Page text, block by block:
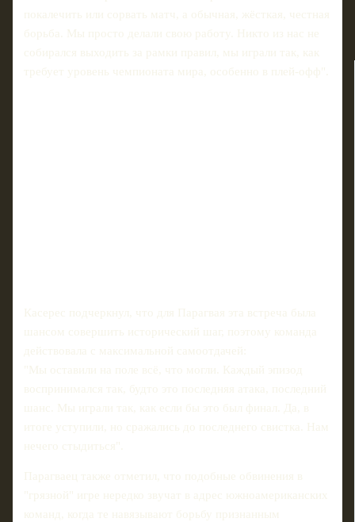
покалечить или сорвать матч, а обычная, жёсткая, честная
борьба. Мы просто делали свою работу. Никто из нас не
собирался выходить за рамки правил, мы играли так, как
требует уровень чемпионата мира, особенно в плей‑офф".
Касерес подчеркнул, что для Парагвая эта встреча была
шансом совершить исторический шаг, поэтому команда
действовала с максимальной самоотдачей:
"Мы оставили на поле всё, что могли. Каждый эпизод
воспринимался так, будто это последняя атака, последний
шанс. Мы играли так, как если бы это был финал. Да, в
итоге уступили, но сражались до последнего свистка. Нам
нечего стыдиться".
Парагваец также отметил, что подобные обвинения в
"грязной" игре нередко звучат в адрес южноамериканских
команд, когда те навязывают борьбу признанным